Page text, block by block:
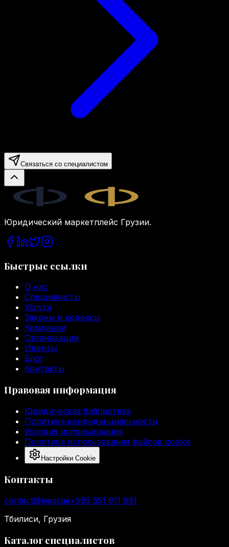
Связаться со специалистом
Юридический маркетплейс Грузии.
Быстрые ссылки
О нас
Специалисты
Услуги
Законы и кодексы
Компании
Организации
Ивенты
Блог
Контакты
Правовая информация
Юридическая библиотека
Политика конфиденциальности
Условия использования
Политика использования файлов cookie
Настройки Cookie
Контакты
contact@legal.ge+995 551 911 961
Тбилиси, Грузия
Каталог специалистов